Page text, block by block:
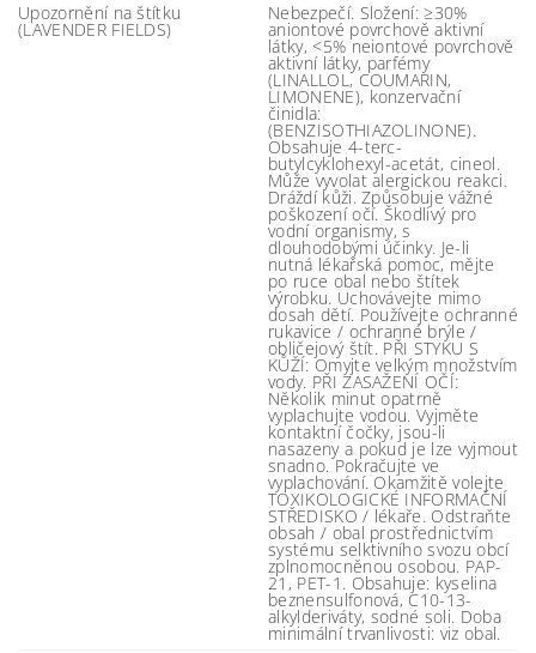
Upozornění na štítku
(LAVENDER FIELDS)
Nebezpečí. Složení: ≥30%
aniontové povrchově aktivní
látky, <5% neiontové povrchově
aktivní látky, parfémy
(LINALLOL, COUMARIN,
LIMONENE), konzervační
činidla:
(BENZISOTHIAZOLINONE).
Obsahuje 4-terc-
butylcyklohexyl-acetát, cineol.
Může vyvolat alergickou reakci.
Dráždí kůži. Způsobuje vážné
poškození očí. Škodlivý pro
vodní organismy, s
dlouhodobými účinky. Je-li
nutná lékařská pomoc, mějte
po ruce obal nebo štítek
výrobku. Uchovávejte mimo
dosah dětí. Používejte ochranné
rukavice / ochranné brýle /
obličejový štít. PŘI STYKU S
KŮŽÍ: Omyjte velkým množstvím
vody. PŘI ZASAŽENÍ OČÍ:
Několik minut opatrně
vyplachujte vodou. Vyjměte
kontaktní čočky, jsou-li
nasazeny a pokud je lze vyjmout
snadno. Pokračujte ve
vyplachování. Okamžitě volejte
TOXIKOLOGICKÉ INFORMAČNÍ
STŘEDISKO / lékaře. Odstraňte
obsah / obal prostřednictvím
systému selktivního svozu obcí
zplnomocněnou osobou. PAP-
21, PET-1. Obsahuje: kyselina
beznensulfonová, C10-13-
alkylderiváty, sodné soli. Doba
minimální trvanlivosti: viz obal.